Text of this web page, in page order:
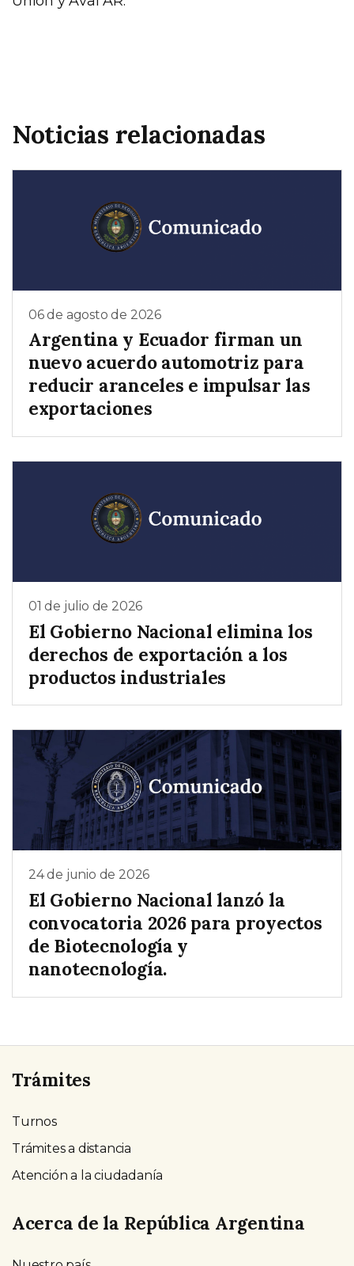
Noticias relacionadas
06 de agosto de 2026
Argentina y Ecuador firman un
nuevo acuerdo automotriz para
reducir aranceles e impulsar las
exportaciones
01 de julio de 2026
El Gobierno Nacional elimina los
derechos de exportación a los
productos industriales
24 de junio de 2026
El Gobierno Nacional lanzó la
convocatoria 2026 para proyectos
de Biotecnología y
nanotecnología.
Trámites
Turnos
Trámites a distancia
Atención a la ciudadanía
Acerca de la República Argentina